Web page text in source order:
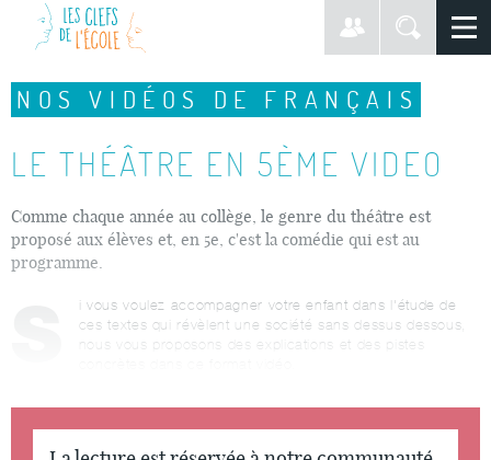
NOS VIDÉOS DE FRANÇAIS
LE THÉÂTRE EN 5ÈME VIDEO
Comme chaque année au collège, le genre du théâtre est
proposé aux élèves et, en 5e, c'est la comédie qui est au
programme.
i vous voulez accompagner votre enfant dans l'étude de
ces textes qui révèlent une société sans dessus dessous,
nous vous proposons des explications et des pistes